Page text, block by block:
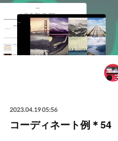
2023.04.19 05:56
コーディネート例＊54